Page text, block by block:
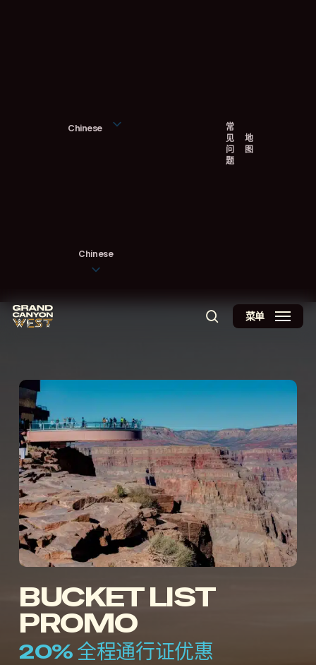
Chinese
Chinese
常
见
问
题
地
图
搜索 菜单
BUCKET LIST
PROMO
20% 全程通行证优惠